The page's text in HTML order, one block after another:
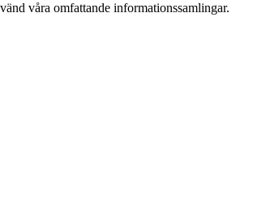
våra omfattande informationssamlingar.